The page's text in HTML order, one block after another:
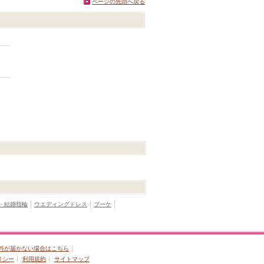
結婚指輪 ウエディングドレス ブーケ
が届かない場合はこちら
シー
利用規約 サイトマップ